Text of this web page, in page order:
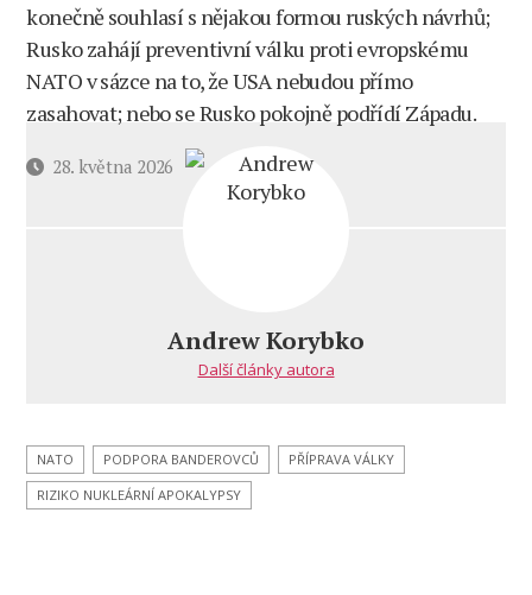
konečně souhlasí s nějakou formou ruských návrhů;
Rusko zahájí preventivní válku proti evropskému
NATO v sázce na to, že USA nebudou přímo
zasahovat; nebo se Rusko pokojně podřídí Západu.
Datum28. května 2026
Andrew Korybko
Další články autora
NATO PODPORA BANDEROVCŮ
PŘÍPRAVA VÁLKY
RIZIKO NUKLEÁRNÍ APOKALYPSY